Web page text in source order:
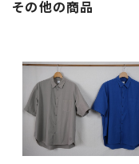
その他の商品